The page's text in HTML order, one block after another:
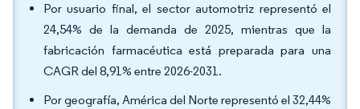
Por usuario final, el sector automotriz representó el
24,54% de la demanda de 2025, mientras que la
fabricación farmacéutica está preparada para una
CAGR del 8,91% entre 2026-2031.
Por geografía, América del Norte representó el 32,44%